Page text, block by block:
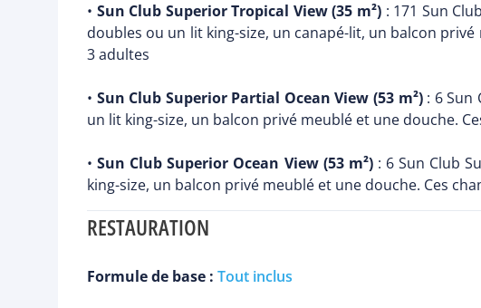
• Sun Club Superior Tropical View (35 m²) : 171 Sun
doubles ou un lit king-size, un canapé-lit, un balcon
3 adultes
• Sun Club Superior Partial Ocean View (53 m²): 6 Sun
un lit king-size, un balcon privé meublé et une douche.
•Sun Club Superior Ocean View (53 m²): 6 Sun Club
king-size, un balcon privé meublé et une douche. Ces
RESTAURATION
Formule de base : Tout inclus